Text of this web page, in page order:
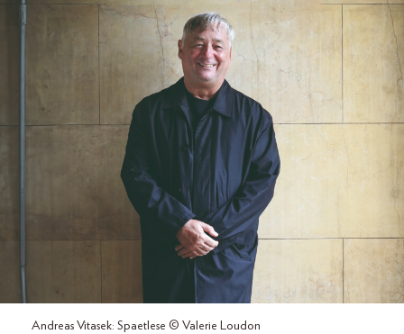
Andreas Vitasek: Spaetlese © Valerie Loudon